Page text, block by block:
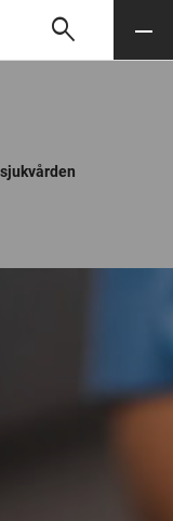
Söksearch Meny